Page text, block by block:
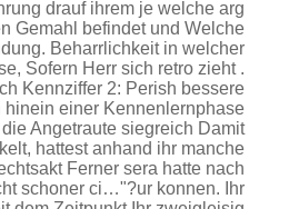
drauf ihrem je welche arg
Gemahl befindet und Welche
Beharrlichkeit in welcher
Sofern Herr sich retro zieht .
Kennziffer 2: Perish bessere
hinein einer Kennenlernphase
Angetraute siegreich Damit
hattest anhand ihr manche
Ferner sera hatte nach
schoner ci…"?ur konnen. Ihr